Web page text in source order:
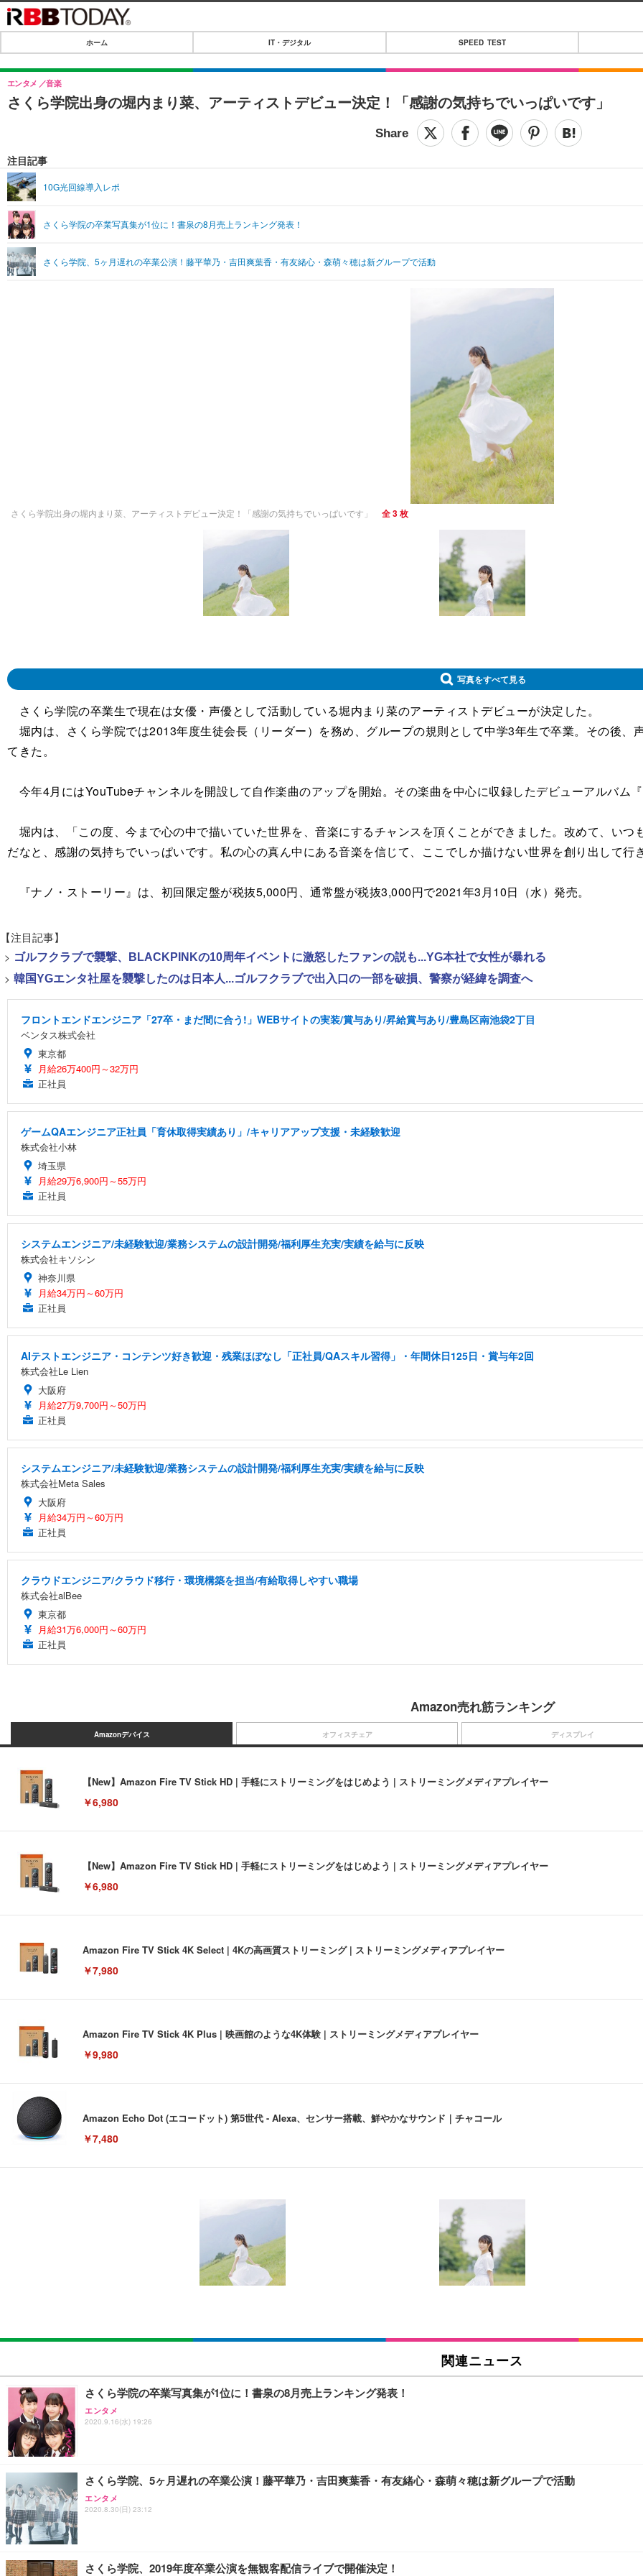
IT・デジタル
IT・デジタルTOP
SPEED TEST
音楽
ライフ
ペット
その他
リリース一覧
プッシュ通知の停止方法
ホーム IT・デジタル SPEED TEST
さくら学院出身の堀内まり菜、アーティストデビュー決定！「感謝の気持ちでいっぱいです」
エンタメ 音楽
注目記事
10G光回線導入レポ
さくら学院の卒業写真集が1位に！書泉の8月売上ランキング発表！
さくら学院、5ヶ月遅れの卒業公演！藤平華乃・吉田爽葉香・有友緒心・森萌々穂は新グループで活動
さくら学院出身の堀内まり菜、アーティストデビュー決定！「感謝の気持ちでいっぱいです」 全 3 枚
写真をすべて見る
さくら学院の卒業生で現在は女優・声優として活動している堀内まり菜のアーティストデビューが決定した。
堀内は、さくら学院では2013年度生徒会長（リーダー）を務め、グループの規則として中学3年生で卒業。その後、
てきた。
今年4月にはYouTubeチャンネルを開設して自作楽曲のアップを開始。その楽曲を中心に収録したデビューアルバム
堀内は、「この度、今まで心の中で描いていた世界を、音楽にするチャンスを頂くことができました。改めて、い
だなと、感謝の気持ちでいっぱいです。私の心の真ん中にある音楽を信じて、ここでしか描けない世界を創り出して行
『ナノ・ストーリー』は、初回限定盤が税抜5,000円、通常盤が税抜3,000円で2021年3月10日（水）発売。
【注目記事】
> ゴルフクラブで襲撃、BLACKPINKの10周年イベントに激怒したファンの説も...YG本社で女性が暴れる
> 韓国YGエンタ社屋を襲撃したのは日本人...ゴルフクラブで出入口の一部を破損、警察が経緯を調査へ
フロントエンドエンジニア「27卒・まだ間に合う!」WEBサイトの実装/賞与あり/昇給賞与あり/豊島区南池袋2丁目
ベンタス株式会社
東京都
月給26万400円～32万円
正社員
ゲームQAエンジニア正社員「育休取得実績あり」/キャリアアップ支援・未経験歓迎
株式会社小林
埼玉県
月給29万6,900円～55万円
正社員
システムエンジニア/未経験歓迎/業務システムの設計開発/福利厚生充実/実績を給与に反映
株式会社キソシン
神奈川県
月給34万円～60万円
正社員
AIテストエンジニア・コンテンツ好き歓迎・残業ほぼなし「正社員/QAスキル習得」・年間休日125日・賞与年2回
株式会社Le Lien
大阪府
月給27万9,700円～50万円
正社員
システムエンジニア/未経験歓迎/業務システムの設計開発/福利厚生充実/実績を給与に反映
株式会社Meta Sales
大阪府
月給34万円～60万円
正社員
クラウドエンジニア/クラウド移行・環境構築を担当/有給取得しやすい職場
株式会社alBee
東京都
月給31万6,000円～60万円
正社員
Amazon売れ筋ランキング
Amazonデバイス
【New】Amazon Fire TV Stick HD | 手軽にストリーミングをはじめよう | ストリーミングメディアプレイヤー
￥6,980
【New】Amazon Fire TV Stick HD | 手軽にストリーミングをはじめよう | ストリーミングメディアプレイヤー
￥6,980
Amazon Fire TV Stick 4K Select | 4Kの高画質ストリーミング | ストリーミングメディアプレイヤー
￥7,980
Amazon Fire TV Stick 4K Plus | 映画館のような4K体験 | ストリーミングメディアプレイヤー
￥9,980
Amazon Echo Dot (エコードット) 第5世代 - Alexa、センサー搭載、鮮やかなサウンド｜チャコール
￥7,480
オフィスチェア
[EdoErgo] オフィスチェア 椅子 テレワーク 疲れない 跳ね上げ式アームレスト コンパクト 約105度ロッキング pc 事務椅子 360度回
Sezlife オフィスチェア デスクチェア 疲れない テレワーク チェア 強化バックレスト 30度ロッキング機能 人間工学 椅子 腰サポー
ション PCチェア 通気性メッシュ ゲーミング/勉強/事務用 おしゃれ パソコンチェア (ブラック)
￥7,680
ション PCチェア 通気性メッシュ ゲーミング/勉強/事務用 おしゃれ パソコンチェア (ホワイト)
￥7,680
勤務 ブラック
ディスプレイ
EIZO ビジネス向けプレミアムモニター | FlexScan EV3240X-WT | 31.5型4K UHD・USB Type-C・ホワイト
【純正品】27"ゲーミングモニター DualSense 充電フック付き（CFI-ZDM1J）
￥49,979
【整備済み品】Dell E2724HS 27インチ 液晶モニター フルHD（1920×1080）VA 非光沢 HDMI/DisplayPort/VGA スピーカー内蔵 高
￥15,800
Amazonベーシック ペットシーツ 薄型 レギュラー 1回使い捨て 無香料 ホワイト 300枚
ネオ・ルーライフ ネオ・オムツ L 中型犬用 26枚入り 単品
￥1,800
Smart Basic(スマートベーシック) 【Amazon.co.jp限定】 Smart Basic アイリスオーヤマ ペットシーツ 超厚型 お徳用 ワイド 100枚
￥3,670
関連ニュース
さくら学院の卒業写真集が1位に！書泉の8月売上ランキング発表！
エンタメ
2020.9.16(水) 19:26
さくら学院、5ヶ月遅れの卒業公演！藤平華乃・吉田爽葉香・有友緒心・森萌々穂は新グループで活動
エンタメ
2020.8.30(日) 23:12
さくら学院、2019年度卒業公演を無観客配信ライブで開催決定！